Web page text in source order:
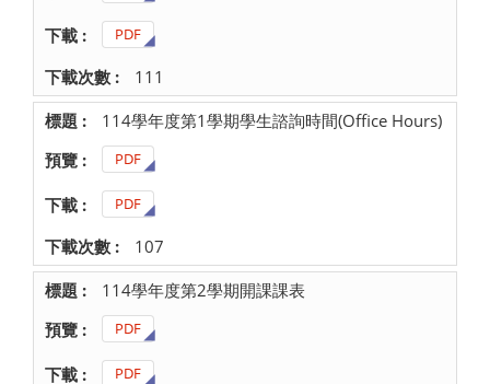
PDF
111
114學年度第1學期學生諮詢時間(Office Hours)
PDF
PDF
107
114學年度第2學期開課課表
PDF
PDF